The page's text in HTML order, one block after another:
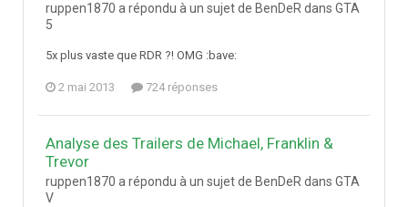
ruppen1870 a répondu à un sujet de BenDeR dans GTA
5
5x plus vaste que RDR ?! OMG :bave:
2 mai 2013 724 réponses
Analyse des Trailers de Michael, Franklin &
Trevor
ruppen1870 a répondu à un sujet de BenDeR dans GTA
V